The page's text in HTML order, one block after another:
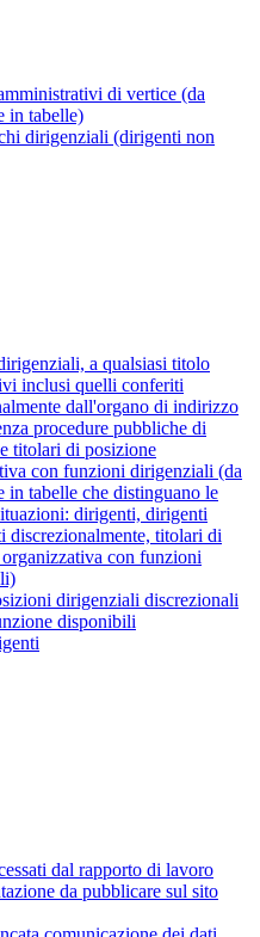
di vertice (da
in tabelle)
dirigenziali (dirigenti non
a qualsiasi titolo
inclusi quelli conferiti
dall'organo di indirizzo
procedure pubbliche di
titolari di posizione
con funzioni dirigenziali (da
in tabelle che distinguano le
dirigenti, dirigenti
discrezionalmente, titolari di
con funzioni
dirigenziali discrezionali
disponibili
dal rapporto di lavoro
da pubblicare sul sito